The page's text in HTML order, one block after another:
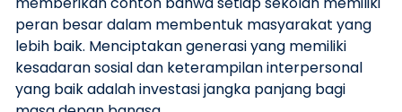
peran besar dalam membentuk masyarakat yang
lebih baik. Menciptakan generasi yang memiliki
kesadaran sosial dan keterampilan interpersonal
yang baik adalah investasi jangka panjang bagi